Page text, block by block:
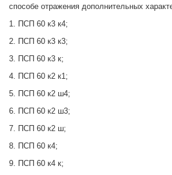
способе отражения дополнительных
1. ПСП 60 к3 к4;
2. ПСП 60 к3 к3;
3. ПСП 60 к3 к;
4. ПСП 60 к2 к1;
5. ПСП 60 к2 ш4;
6. ПСП 60 к2 ш3;
7. ПСП 60 к2 ш;
8. ПСП 60 к4;
9. ПСП 60 к4 к;